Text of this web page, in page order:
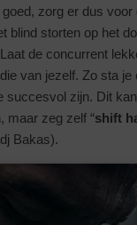
zorg er dus
blind storten op het
de concurrent
van jezelf. Zo sta je
succesvol zijn. Dit
maar zeg zelf “shift
Bakas).